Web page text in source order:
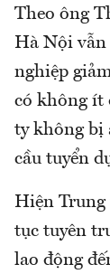
Theo ông
Hà Nội
nghiệp
có không ít
ty không bị
cầu tuyển
Hiện
tục tuyên
lao động